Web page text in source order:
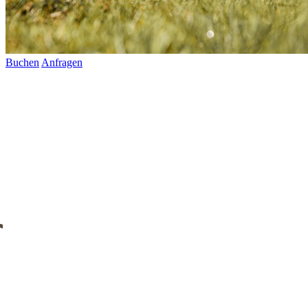
Buchen Anfragen